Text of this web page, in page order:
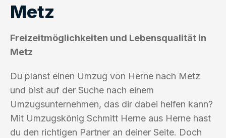
Metz
Freizeitmöglichkeiten und Lebensqualität in
Metz
Du planst einen Umzug von Herne nach Metz
und bist auf der Suche nach einem
Umzugsunternehmen, das dir dabei helfen kann?
Mit Umzugskönig Schmitt Herne aus Herne hast
du den richtigen Partner an deiner Seite. Doch